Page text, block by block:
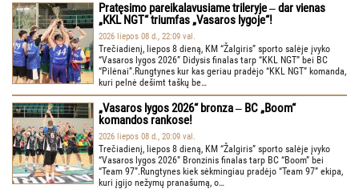
Pratęsimo pareikalavusiame trileryje ‒ dar vienas
„KKL NGT“ triumfas „Vasaros lygoje“!
2026 liepos 08 d., 22:09 val.
Trečiadienį, liepos 8 dieną, KM “Žalgiris” sporto salėje įvyko
“Vasaros lygos 2026” Didysis finalas tarp “KKL NGT” bei BC
“Pilėnai”.Rungtynes kur kas geriau pradėjo “KKL NGT” komanda,
kuri pelnė dešimt taškų be…
„Vasaros lygos 2026“ bronza ‒ BC „Boom“
komandos rankose!
2026 liepos 08 d., 20:09 val.
Trečiadienį, liepos 8 dieną, KM “Žalgiris” sporto salėje įvyko
“Vasaros lygos 2026” Bronzinis finalas tarp BC “Boom” bei
“Team 97”.Rungtynes kiek sėkmingiau pradėjo “Team 97” ekipa,
kuri įgijo nežymų pranašumą, o…